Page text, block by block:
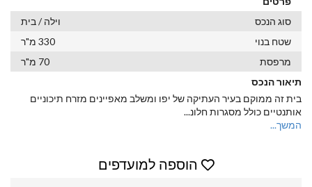
סוג הנכס
וילה / בית
שטח בנוי
330 מ"ר
מרפסת
70 מ"ר
תיאור הנכס
בית זה ממוקם בעיר העתיקה של יפו ומשלב מאפיינים מזרח תיכוניים
אותנטיים כולל מסגרות חלונ...
המשך...
הוספה למועדפים